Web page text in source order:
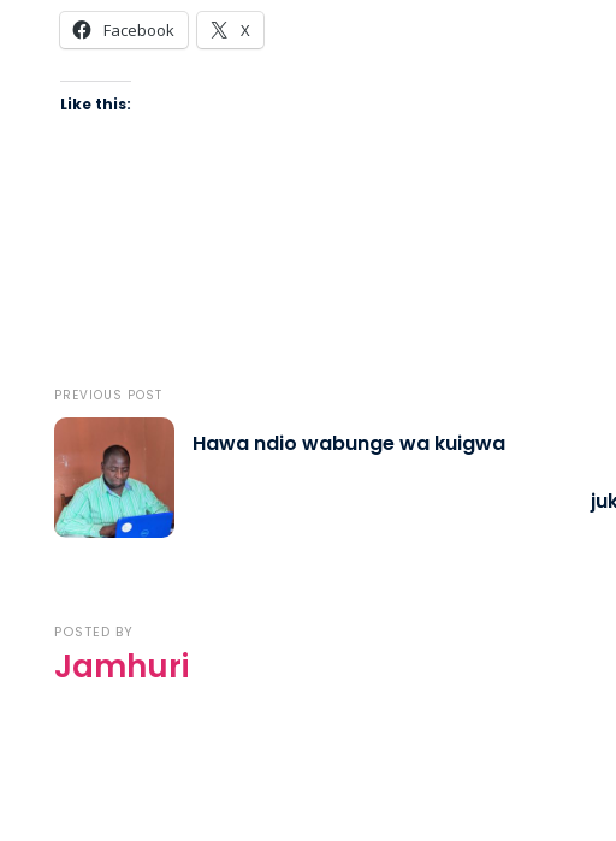
Facebook X
Like this:
PREVIOUS POST
Hawa ndio wabunge wa kuigwa
POSTED BY
Jamhuri